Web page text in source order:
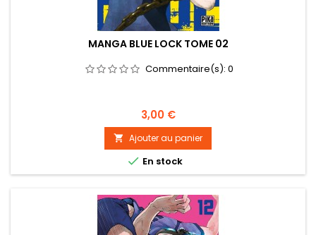
MANGA BLUE LOCK TOME 02
Commentaire(s): 0
Prix
3,00 €
 Ajouter au panier
 En stock